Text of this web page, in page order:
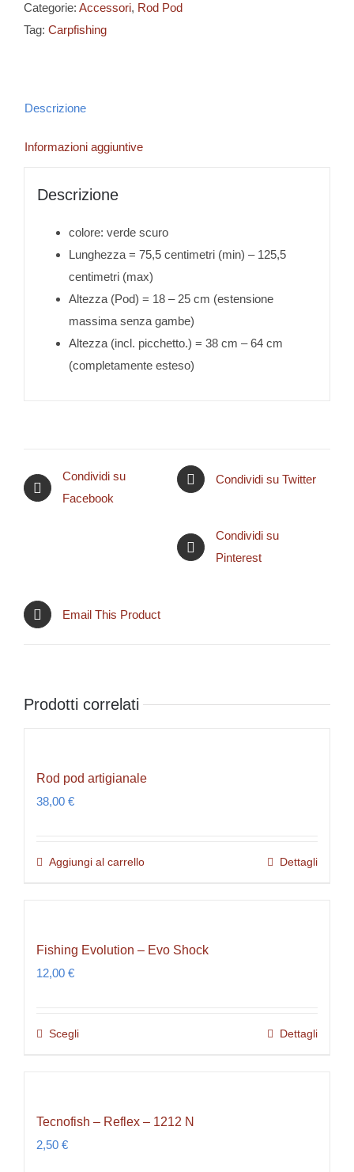
Categorie: Accessori, Rod Pod
Tag: Carpfishing
Descrizione
Informazioni aggiuntive
Descrizione
colore: verde scuro
Lunghezza = 75,5 centimetri (min) – 125,5
centimetri (max)
Altezza (Pod) = 18 – 25 cm (estensione
massima senza gambe)
Altezza (incl. picchetto.) = 38 cm – 64 cm
(completamente esteso)
Condividi su
Facebook
Condividi su Twitter
Condividi su
Pinterest
Email This Product
Prodotti correlati
Rod pod artigianale
38,00 €
Aggiungi al carrello Dettagli
Fishing Evolution – Evo Shock
12,00 €
ScegliQuesto
varianti.
Dettagli
Tecnofish – Reflex – 1212 N
2,50 €